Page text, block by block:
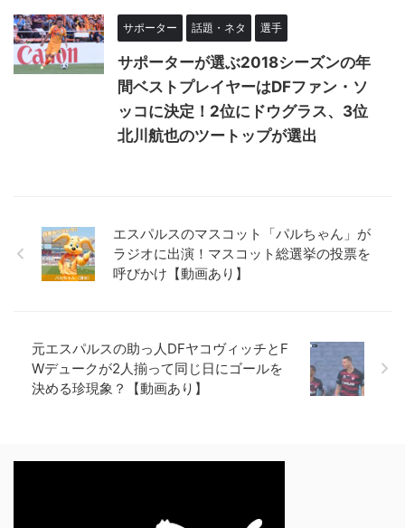
サポーター 話題・ネタ 選手
サポーターが選ぶ2018シーズンの年
間ベストプレイヤーはDFファン・ソ
ッコに決定！2位にドウグラス、3位
北川航也のツートップが選出
エスパルスのマスコット「パルちゃん」が
ラジオに出演！マスコット総選挙の投票を
呼びかけ【動画あり】
元エスパルスの助っ人DFヤコヴィッチとF
Wデュークが2人揃って同じ日にゴールを
決める珍現象？【動画あり】